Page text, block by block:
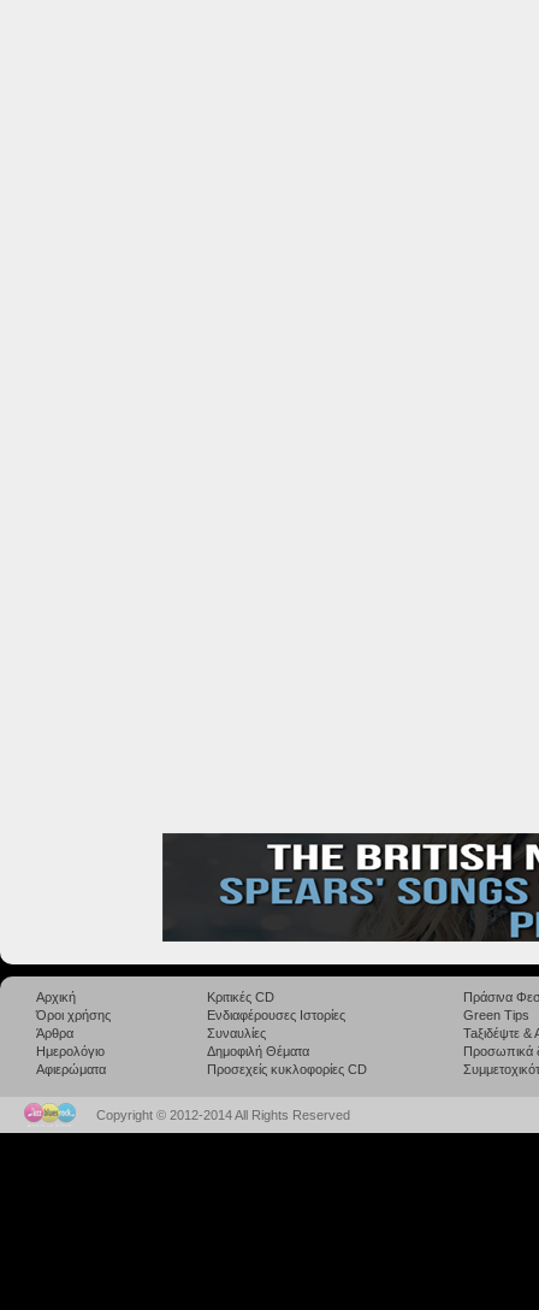
Αρχική
Όροι χρήσης
Άρθρα
Ημερολόγιο
Αφιερώματα
Κριτικές CD
Ενδιαφέρουσες Ιστορίες
Συναυλίες
Δημοφιλή Θέματα
Προσεχείς κυκλοφορίες CD
Πράσινα
Green Tips
Taξιδέψτε
Προσωπικά
Copyright © 2012-2014 All Rights Reserved